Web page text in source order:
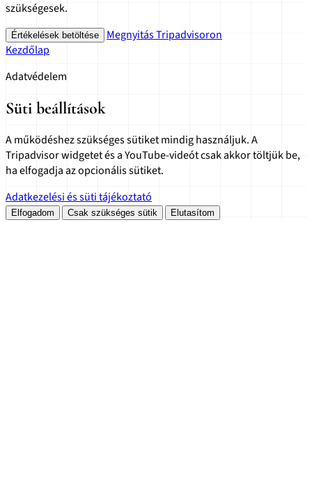
szükségesek.
Értékelések betöltése
Megnyitás Tripadvisoron
Kezdőlap
Adatvédelem
Süti beállítások
A működéshez szükséges sütiket mindig használjuk. A
Tripadvisor widgetet és a YouTube-videót csak akkor töltjük be,
ha elfogadja az opcionális sütiket.
Adatkezelési és süti tájékoztató
Elfogadom Csak szükséges sütik Elutasítom